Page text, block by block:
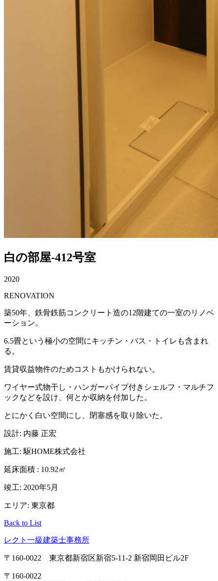
白の部屋-412号室
2020
RENOVATION
築50年、鉄骨鉄筋コンクリート造の12階建ての一室のリノベ
ーション。
6.5畳という極小の空間にキッチン・バス・トイレも含まれ
る。
賃貸収益物件のためコストもかけられない。
ワイヤー式物干し・ハンガーパイプ付きシェルフ・マルチフ
ックなどを設け、何とか収納を付加した。
とにかく白い空間にし、閉塞感を取り除いた。
設計: 内藤 正宏
施工: 駆HOME株式会社
延床面積 : 10.92㎡
竣工: 2020年5月
エリア: 東京都
Back to List
レクト一級建築士事務所
〒160-0022 東京都新宿区新宿5-11-2 新宿岡田ビル2F
〒160-0022